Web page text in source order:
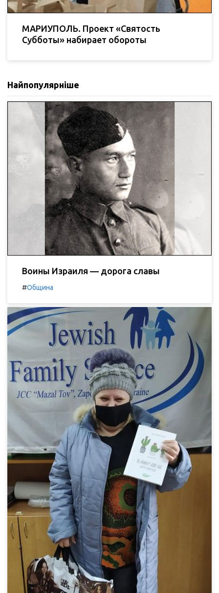
МАРИУПОЛЬ. Проект «Святость
Субботы» набирает обороты
Найпопулярніше
Воины Израиля — дорога славы
#Община